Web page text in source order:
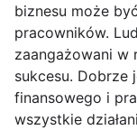
biznesu może
pracowników.
zaangażowani w
sukcesu.
finansowego i
wszystkie